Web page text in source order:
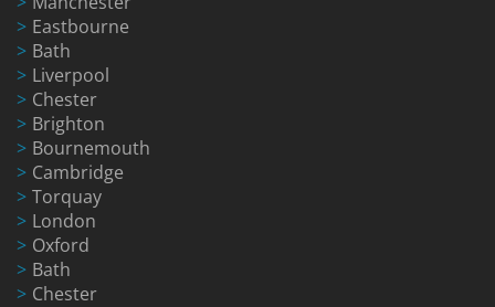
Eastbourne
Bath
Liverpool
Chester
Brighton
Bournemouth
Cambridge
Torquay
London
Oxford
Bath
Chester